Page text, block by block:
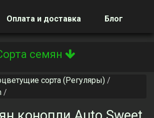
Оплата и доставка Блог
семян
Toggle
сорта (Регуляры)